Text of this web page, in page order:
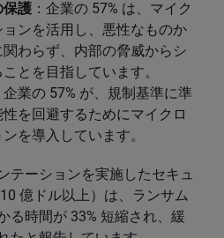
保護 ：企業の 57% は、マイク
ンを活用し、悪性なものか
わらず、内部の脅威からシ
とを目指しています。
企業の 57% が、規制基準に準
を回避するためにマイクロ
を導入しています。
テーションを実施したセキュ
億ドル以上）は、ランサム
る時間が 33% 短縮され、緩